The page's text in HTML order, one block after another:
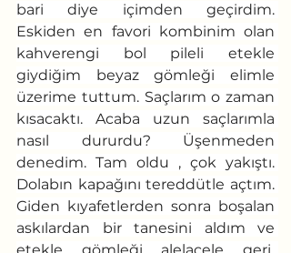
bari diye içimden geçirdim.
Eskiden en favori kombinim olan
kahverengi bol pileli etekle
giydiğim beyaz gömleği elimle
üzerime tuttum. Saçlarım o zaman
kısacaktı. Acaba uzun saçlarımla
nasıl dururdu? Üşenmeden
denedim. Tam oldu , çok yakıştı.
Dolabın kapağını tereddütle açtım.
Giden kıyafetlerden sonra boşalan
askılardan bir tanesini aldım ve